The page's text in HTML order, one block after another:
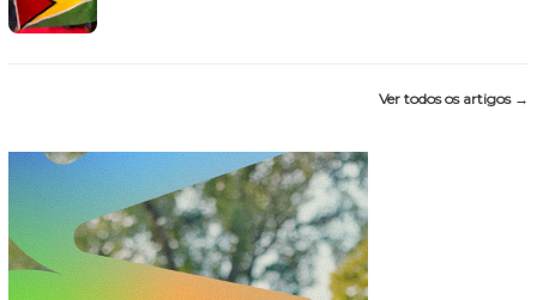
Ver todos os artigos →